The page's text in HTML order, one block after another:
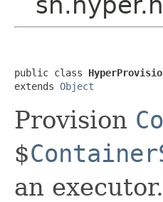
public class
extends Object
Provision
$
an executor.